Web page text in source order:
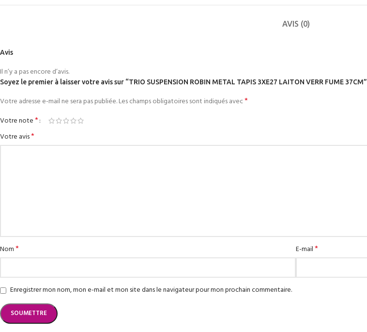
AVIS (0)
Avis
Il n’y a pas encore d’avis.
Soyez le premier à laisser votre avis sur “TRIO SUSPENSION ROBIN METAL TAPIS 3XE27 LAITON VERR FUME 37CM”
Votre adresse e-mail ne sera pas publiée.Les champs obligatoires sont indiqués avec*
Votre note*
Votre avis*
Nom* E-mail*
Enregistrer mon nom, mon e-mail et mon site dans le navigateur pour mon prochain commentaire.